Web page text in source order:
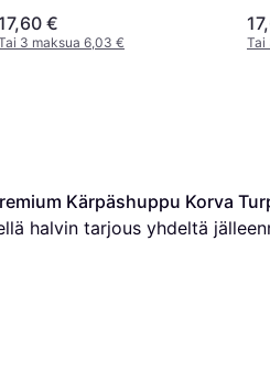
17,60 €
3 maksua 6,03 € Tai
Kärpäshuppu Korva
halvin tarjous yhdeltä